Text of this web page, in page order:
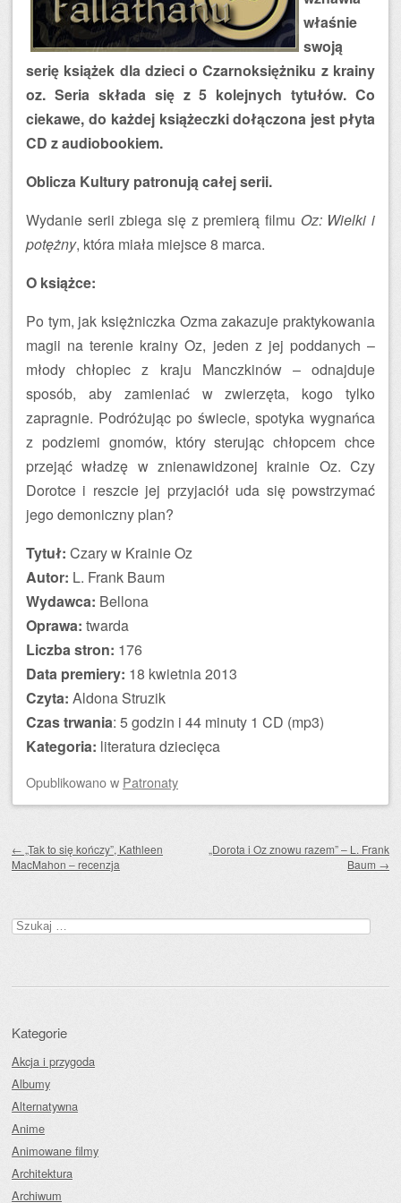
właśnie
swoją
serię książek dla dzieci o Czarnoksiężniku z krainy
oz. Seria składa się z 5 kolejnych tytułów. Co
ciekawe, do każdej książeczki dołączona jest płyta
CD z audiobookiem.
Oblicza Kultury patronują całej serii.
Wydanie serii zbiega się z premierą filmu Oz: Wielki i
potężny, która miała miejsce 8 marca.
O książce:
Po tym, jak księżniczka Ozma zakazuje praktykowania
magii na terenie krainy Oz, jeden z jej poddanych –
młody chłopiec z kraju Manczkinów – odnajduje
sposób, aby zamieniać w zwierzęta, kogo tylko
zapragnie. Podróżując po świecie, spotyka wygnańca
z podziemi gnomów, który sterując chłopcem chce
przejąć władzę w znienawidzonej krainie Oz. Czy
Dorotce i reszcie jej przyjaciół uda się powstrzymać
jego demoniczny plan?
Tytuł: Czary w Krainie Oz
Autor: L. Frank Baum
Wydawca: Bellona
Oprawa: twarda
Liczba stron: 176
Data premiery: 18 kwietnia 2013
Czyta: Aldona Struzik
Czas trwania: 5 godzin i 44 minuty 1 CD (mp3)
Kategoria: literatura dziecięca
Opublikowanow Patronaty
← „Tak to się kończy”, Kathleen
MacMahon – recenzja
„Dorota i Oz znowu razem” – L. Frank
Baum →
Szukaj:
Kategorie
Akcja i przygoda
Albumy
Alternatywna
Anime
Animowane filmy
Architektura
Archiwum